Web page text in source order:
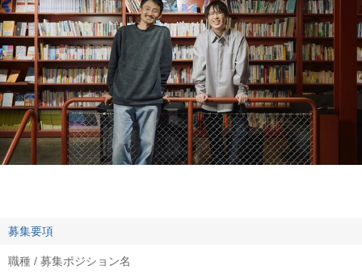
募集要項
職種 / 募集ポジション名